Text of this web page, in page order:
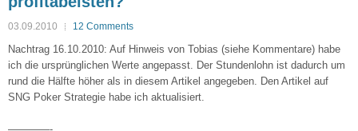
03.09.2010 12 Comments
Nachtrag 16.10.2010: Auf Hinweis von Tobias (siehe Kommentare) habe
ich die ursprünglichen Werte angepasst. Der Stundenlohn ist dadurch um
rund die Hälfte höher als in diesem Artikel angegeben. Den Artikel auf
SNG Poker Strategie habe ich aktualisiert.